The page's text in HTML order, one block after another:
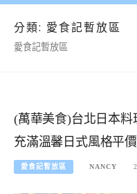
分類: 愛食記暫放區
愛食記暫放區
(萬華美食)台北日本料
充滿溫馨日式風格平
愛食記暫放區 NANCY